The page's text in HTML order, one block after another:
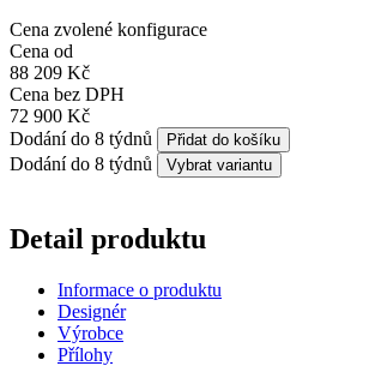
Cena zvolené konfigurace
Cena od
88 209 Kč
Cena bez DPH
72 900 Kč
Dodání do 8 týdnů
Přidat do košíku
Dodání do 8 týdnů Vybrat variantu
Detail produktu
Informace o produktu
Designér
Výrobce
Přílohy